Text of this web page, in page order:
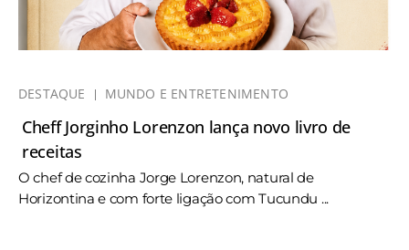
DESTAQUE MUNDO E ENTRETENIMENTO
Cheff Jorginho Lorenzon lança novo livro de
receitas
O chef de cozinha Jorge Lorenzon, natural de
Horizontina e com forte ligação com Tucundu ...